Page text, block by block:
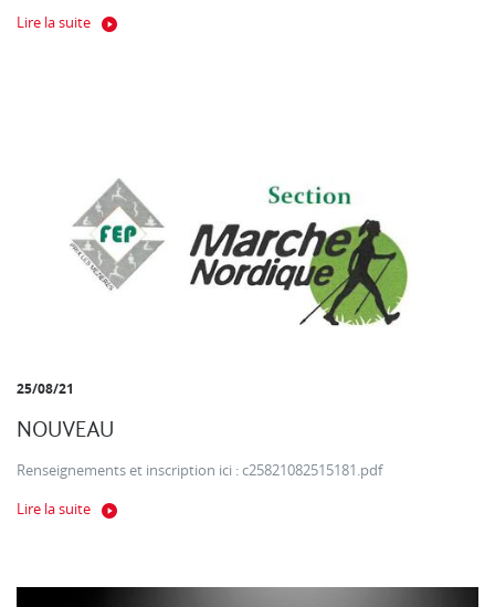
Lire la suite
25/08/21
NOUVEAU
Renseignements et inscription ici : c25821082515181.pdf
Lire la suite